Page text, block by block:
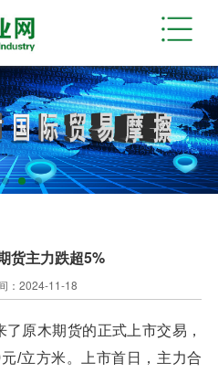
货主力跌超5%
：2024-11-18
原木期货的正式上市交易，
/立方米。上市首日，主力合